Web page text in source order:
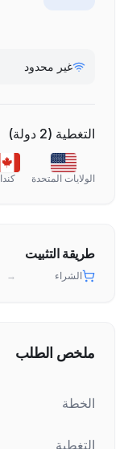
غير محدود
التغطية (
2 دولة)
الولايات المتحدة كندا
طريقة التثبيت
الشراء →
ملخص الطلب
الخطة
التغطية